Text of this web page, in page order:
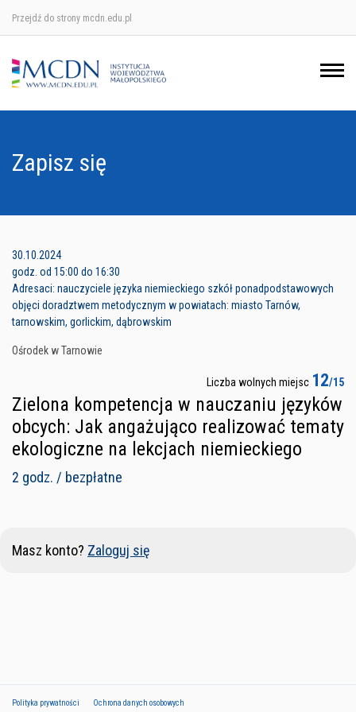
Przejdź do strony mcdn.edu.pl
Zapisz się
30.10.2024
godz. od 15:00 do 16:30
Adresaci: nauczyciele języka niemieckiego szkół ponadpodstawowych
objęci doradztwem metodycznym w powiatach: miasto Tarnów,
tarnowskim, gorlickim, dąbrowskim
Ośrodek w Tarnowie
Liczba wolnych miejsc 12/15
Zielona kompetencja w nauczaniu języków
obcych: Jak angażująco realizować tematy
ekologiczne na lekcjach niemieckiego
2 godz. / bezpłatne
Masz konto? Zaloguj się
Polityka prywatności Ochrona danych osobowych
Ośrodek w Krakowie
Ośrodek w Nowym Sączu
Ośrodek w Tarnowie